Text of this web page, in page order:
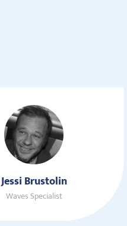
Jessi Brustolin
Waves Specialist